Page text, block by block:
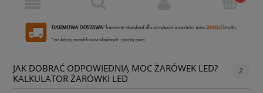
JAK DOBRAĆ ODPOWIEDNIĄ MOC ŻARÓWEK LED?
KALKULATOR ŻARÓWKI LED
2